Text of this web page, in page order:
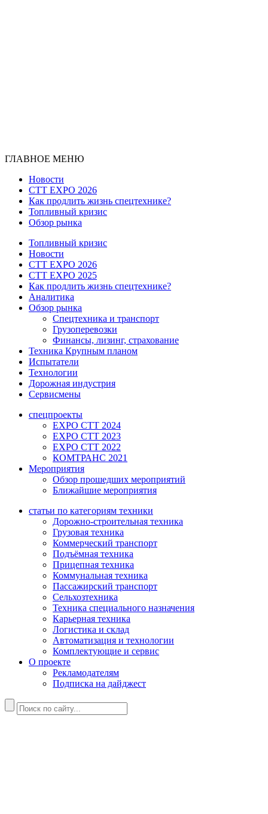
ГЛАВНОЕ МЕНЮ
Новости
CTT EXPO 2026
Как продлить жизнь спецтехнике?
Топливный кризис
Обзор рынка
Топливный кризис
Новости
CTT EXPO 2026
CTT EXPO 2025
Как продлить жизнь спецтехнике?
Аналитика
Обзор рынка
Спецтехника и транспорт
Грузоперевозки
Финансы, лизинг, страхование
Техника Крупным планом
Испытатели
Технологии
Дорожная индустрия
Сервисмены
спецпроекты
EXPO CTT 2024
EXPO CTT 2023
EXPO CTT 2022
КОМТРАНС 2021
Мероприятия
Обзор прошедших мероприятий
Ближайшие мероприятия
статьи по категориям техники
Дорожно-строительная техника
Грузовая техника
Коммерческий транспорт
Подъёмная техника
Прицепная техника
Коммунальная техника
Пассажирский транспорт
Сельхозтехника
Техника специального назначения
Карьерная техника
Логистика и склад
Автоматизация и технологии
Комплектующие и сервис
О проекте
Рекламодателям
Подписка на дайджест